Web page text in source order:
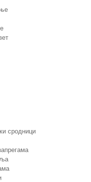
сродници